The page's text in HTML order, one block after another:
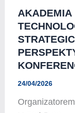
AKADEMIA
24/04/2026